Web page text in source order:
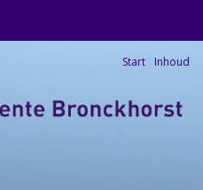
Start Inhoud